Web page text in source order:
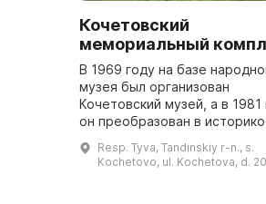
Кочетовский
мемориальный
В 1969 году на базе
музея был организован
Кочетовский музей, а в 1981
он преобразован в
качестве филиала
музея Республики Тыва. До
Resp. Tyva, Tandinskiy r-n., s.
Kochetovo, ul. Kochetova, d. 20